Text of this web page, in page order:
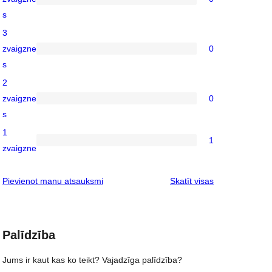
reviews
star
reviews
s
star
reviews
3
zvaigzne
s
0
star
reviews
2
zvaigzne
s
0
1
star
1
zvaigzne
1
Pievienot manu atsauksmi Skatīt visasatsauksmes
Palīdzība
Jums ir kaut kas ko teikt? Vajadzīga palīdzība?